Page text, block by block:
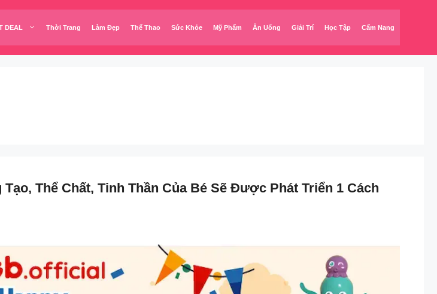
DEAL Thời Trang Làm Đẹp Thể Thao Sức Khỏe Mỹ Phẩm Ăn Uống Giải Trí Học Tập Cẩm Nang
Thể Chất, Tinh Thần Của Bé Sẽ Được Phát Triển 1 Cách